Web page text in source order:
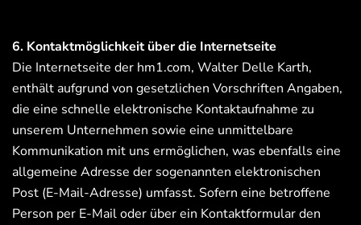
6. Kontaktmöglichkeit über die Internetseite
Die Internetseite der hm1.com, Walter Delle Karth,
enthält aufgrund von gesetzlichen Vorschriften Angaben,
die eine schnelle elektronische Kontaktaufnahme zu
unserem Unternehmen sowie eine unmittelbare
Kommunikation mit uns ermöglichen, was ebenfalls eine
allgemeine Adresse der sogenannten elektronischen
Post (E-Mail-Adresse) umfasst. Sofern eine betroffene
Person per E-Mail oder über ein Kontaktformular den